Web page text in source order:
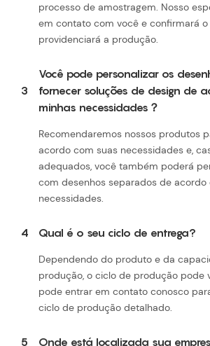
processo de amostragem. Nosso
em contato com você e confirmará o
providenciará a produção.
3
Você pode personalizar os
fornecer soluções de design de
minhas necessidades？
Recomendaremos nossos produtos
acordo com suas necessidades e,
adequados, você também poderá
com desenhos separados de acordo
necessidades.
4 Qual é o seu ciclo de entrega?
Dependendo do produto e da
produção, o ciclo de produção pode
pode entrar em contato conosco
ciclo de produção detalhado.
5 Onde está localizada sua